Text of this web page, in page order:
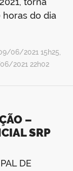
do dia
06/2021 15h25,
2021 22h02
–
SRP
DE